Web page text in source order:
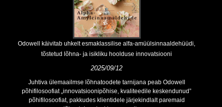
Odowell käivitab uhkelt esmaklassilise alfa-amüülsinnaaldehüüdi,
tõstetud lõhna- ja isikliku hoolduse innovatsiooni
2025/09/12
Juhtiva ülemaailmse lõhnatoodete tarnijana peab Odowell
põhifilosoofiat „innovatsioonipõhise, kvaliteedile keskendunud”
põhifilosoofiat, pakkudes klientidele järjekindlalt paremaid